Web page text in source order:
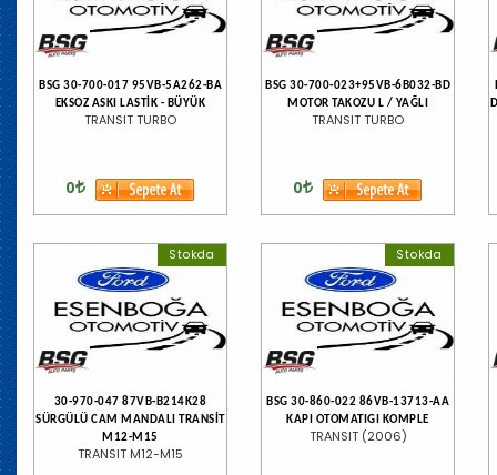
BSG 30-700-017 95VB-5A262-BA
EKSOZ ASKI LASTİK - BÜYÜK
TRANSIT TURBO
0
BSG 30-700-023+95VB-6B032-BD
MOTOR TAKOZU L / YAĞLI
TRANSIT TURBO
0
Stokda
30-970-047 87VB-B214K28
SÜRGÜLÜ CAM MANDALI TRANSİT
M12-M15
TRANSIT M12-M15
Stokda
BSG 30-860-022 86VB-13713-AA
KAPI OTOMATIGI KOMPLE
TRANSIT (2006)